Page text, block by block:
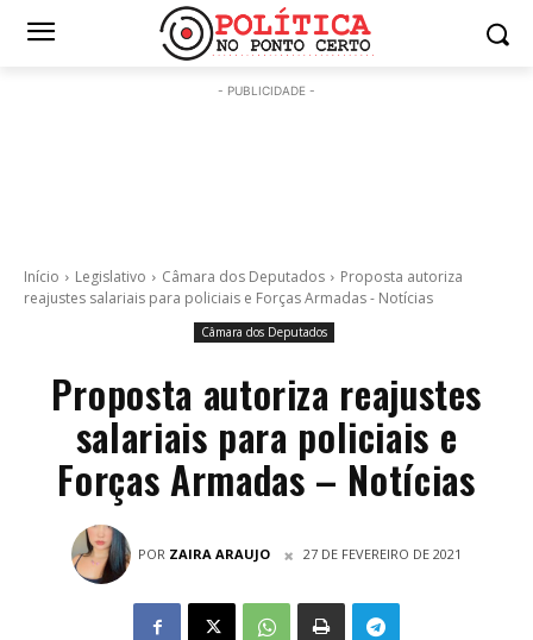
- PUBLICIDADE -
Início Legislativo Câmara dos Deputados
Proposta autoriza
reajustes salariais para policiais e Forças Armadas - Notícias
Câmara dos Deputados
Proposta autoriza reajustes
salariais para policiais e
Forças Armadas – Notícias
POR ZAIRA ARAUJO 27 DE FEVEREIRO DE 2021